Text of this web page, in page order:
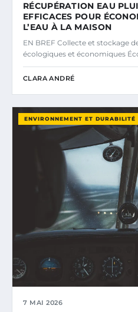
RÉCUPÉRATION EAU
EFFICACES POUR
L’EAU À LA MAISON
EN BREF Collecte et stockage
écologiques et économiques
CLARA ANDRÉ
ENVIRONNEMENT ET DURABILITÉ
7 MAI 2026